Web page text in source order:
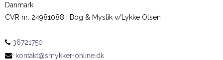
Danmark
CVR nr: 24981088 | Bog & Mystik v/Lykke Olsen
36721750
: kontakt@smykker-online.dk